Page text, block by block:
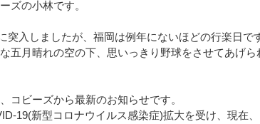
ズの小林です。
突入しましたが、福岡は例年にないほどの行楽日で
五月晴れの空の下、思いっきり野球をさせてあげ
コビーズから最新のお知らせです。
19(新型コロナウイルス感染症)拡大を受け、現在